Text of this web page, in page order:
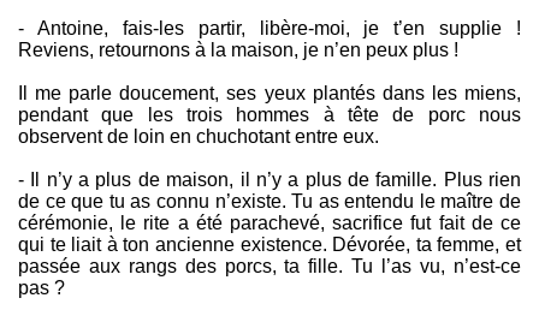
- Antoine, fais-les partir, libère-moi, je t’en supplie !
Reviens, retournons à la maison, je n’en peux plus !
Il me parle doucement, ses yeux plantés dans les miens,
pendant que les trois hommes à tête de porc nous
observent de loin en chuchotant entre eux.
- Il n’y a plus de maison, il n’y a plus de famille. Plus rien
de ce que tu as connu n’existe. Tu as entendu le maître de
cérémonie, le rite a été parachevé, sacrifice fut fait de ce
qui te liait à ton ancienne existence. Dévorée, ta femme, et
passée aux rangs des porcs, ta fille. Tu l’as vu, n’est-ce
pas ?